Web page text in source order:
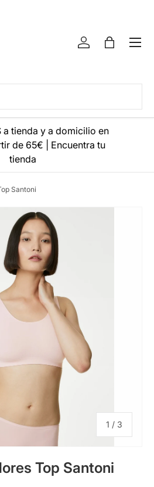
Iniciar sesión
Bolsa
Menú
a tienda y a domicilio en
de 65€
Encuentra tu
tienda
Santoni
1 / de
3
Top Santoni